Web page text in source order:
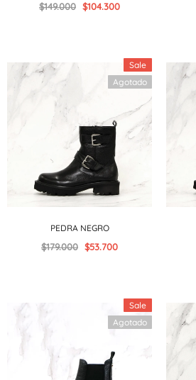
$149.000 $104.300
Sale
Agotado
PEDRA NEGRO
$179.000 $53.700
Sale
Agotado